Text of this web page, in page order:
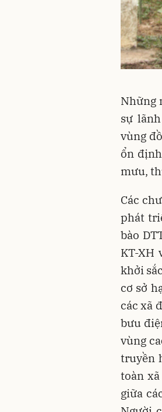
Những
sự
vùng
ổn
mưu,
Các
phát
bào
KT-XH
khởi
cơ sở
các xã
bưu
vùng
truyền
toàn
giữa